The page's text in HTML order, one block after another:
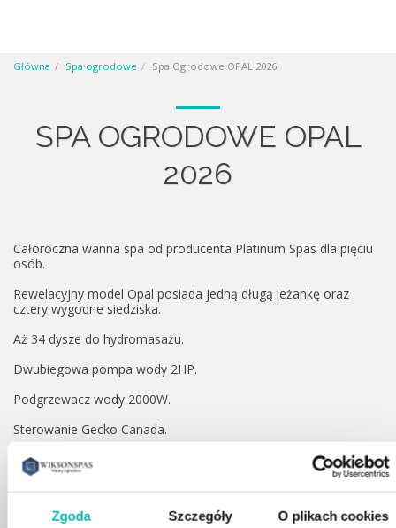
Zgoda Szczegóły O plikach cookies
Główna Spa ogrodowe Spa Ogrodowe OPAL 2026
SPA OGRODOWE OPAL
2026
Całoroczna wanna spa od producenta Platinum Spas dla pięciu
osób.
Rewelacyjny model Opal posiada jedną długą leżankę oraz
cztery wygodne siedziska.
Aż 34 dysze do hydromasażu.
Dwubiegowa pompa wody 2HP.
Podgrzewacz wody 2000W.
Sterowanie Gecko Canada.
Skuteczna dezynfekcja ozonowa 50 mg/h.
Bardzo skuteczny system podwójnej filtracji wody.
Nowoczesne oświetlenie LED.